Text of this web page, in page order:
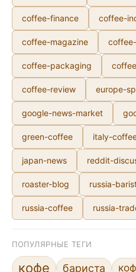
coffee-finance coffee-
coffee-magazine
coffee-packaging
coffee-review europe-
google-news-market
green-coffee italy-
japan-news reddit-
roaster-blog russia-
russia-coffee russia-
ПОПУЛЯРНЫЕ ТЕГИ
кофе бариста